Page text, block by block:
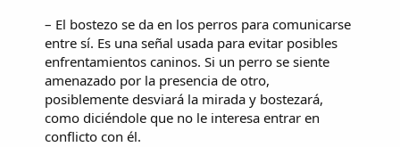
– El bostezo se da en los perros para comunicarse
entre sí. Es una señal usada para evitar posibles
enfrentamientos caninos. Si un perro se siente
amenazado por la presencia de otro,
posiblemente desviará la mirada y bostezará,
como diciéndole que no le interesa entrar en
conflicto con él.